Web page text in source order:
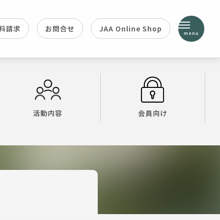
請求 お問合せ JAA Online Shop menu
活動内容 会員向け